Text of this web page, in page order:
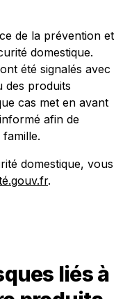
de la prévention et
domestique.
été signalés avec
des produits
cas met en avant
afin de
domestique, vous
.
liés à